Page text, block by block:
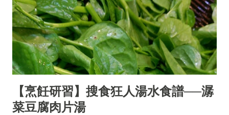
【烹飪研習】搜食狂人湯水食譜──潺
菜豆腐肉片湯